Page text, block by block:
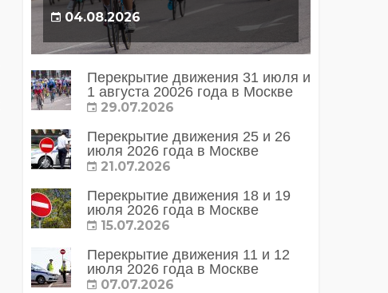
04.08.2026
Перекрытие движения 31 июля и
1 августа 20026 года в Москве
29.07.2026
Перекрытие движения 25 и 26
июля 2026 года в Москве
21.07.2026
Перекрытие движения 18 и 19
июля 2026 года в Москве
15.07.2026
Перекрытие движения 11 и 12
июля 2026 года в Москве
07.07.2026